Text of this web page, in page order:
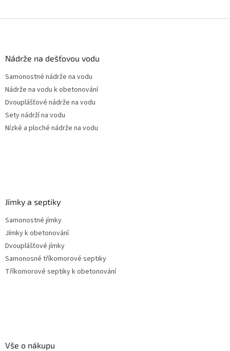
Nádrže na dešťovou vodu
Samonostné nádrže na vodu
Nádrže na vodu k obetonování
Dvouplášťové nádrže na vodu
Sety nádrží na vodu
Nízké a ploché nádrže na vodu
Jímky a septiky
Samonostné jímky
Jímky k obetonování
Dvouplášťové jímky
Samonosné tříkomorové septiky
Tříkomorové septiky k obetonování
Vše o nákupu